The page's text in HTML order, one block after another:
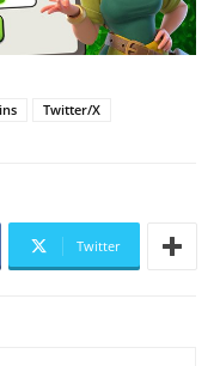
Twitter/X
Twitter